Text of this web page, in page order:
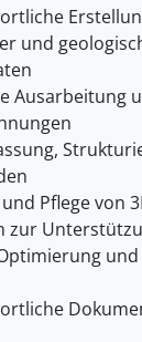
und
Ausarbeitung
Pflege von
zur